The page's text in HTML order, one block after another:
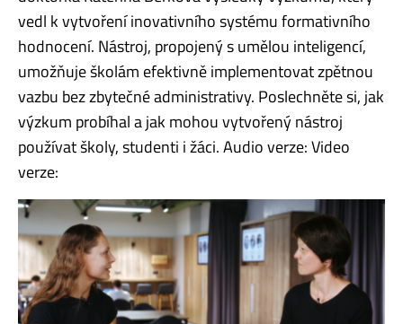
vedl k vytvoření inovativního systému formativního
hodnocení. Nástroj, propojený s umělou inteligencí,
umožňuje školám efektivně implementovat zpětnou
vazbu bez zbytečné administrativy. Poslechněte si, jak
výzkum probíhal a jak mohou vytvořený nástroj
používat školy, studenti i žáci. Audio verze: Video
verze: